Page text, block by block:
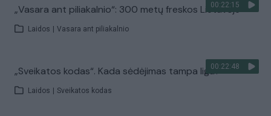
00:22:15
„Vasara ant piliakalnio“: 300 metų freskos Lietuvoje
Laidos Vasara ant piliakalnio
00:22:48
„Sveikatos kodas“. Kada sėdėjimas tampa liga?
Laidos Sveikatos kodas